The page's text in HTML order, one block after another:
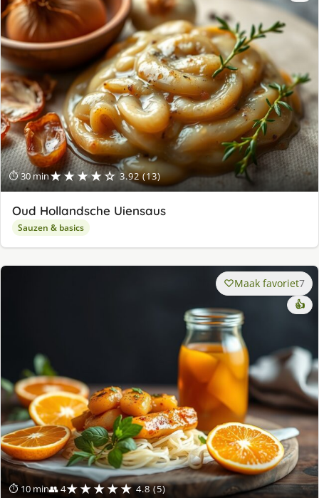
⏱ 30 min★★★★☆ 3.92 (13)
Oud Hollandsche Uiensaus
Sauzen & basics
⏱ 10 min👥 4★★★★★ 4.8 (5)
Maak favoriet7
👍